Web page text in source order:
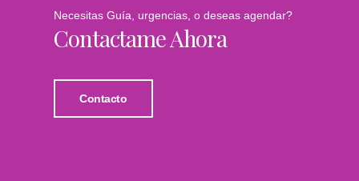
Necesitas Guía, urgencias, o deseas agendar?
Contactame Ahora
Contacto